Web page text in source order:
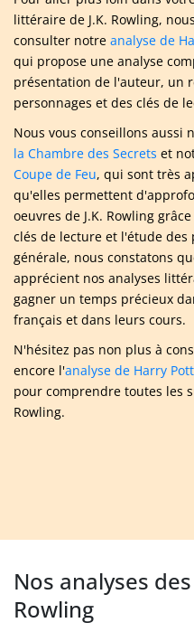
littéraire de J.K. Rowling,
consulter notre analyse de
qui propose une analyse
présentation de l'auteur, un
personnages et des clés de
Nous vous conseillons aussi
la Chambre des Secrets et
Coupe de Feu, qui sont très
qu'elles permettent
oeuvres de J.K. Rowling
clés de lecture et l'étude des
générale, nous constatons
apprécient nos analyses
gagner un temps précieux
français et dans leurs cours.
N'hésitez pas non plus à
encore l'analyse de Harry
pour comprendre toutes les
Rowling.
Nos analyses
Rowling